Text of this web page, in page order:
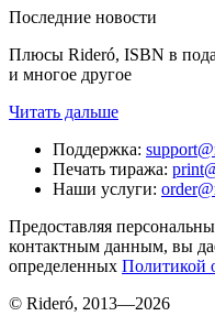
Последние новости
Плюсы Rideró, ISBN в
и многое другое
Читать дальше
Поддержка:
Печать тиража:
Наши услуги:
Предоставляя
контактным данным, вы
определенных Политикой
© Rideró, 2013—2026